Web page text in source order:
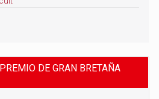
DE GRAN BRETAÑA